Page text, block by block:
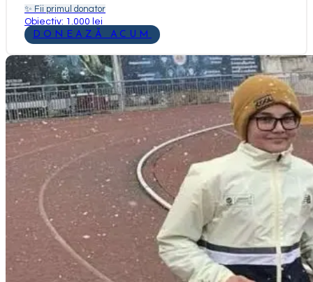
✨ Fii primul donator
Obiectiv: 1.000 lei
DONEAZĂ ACUM